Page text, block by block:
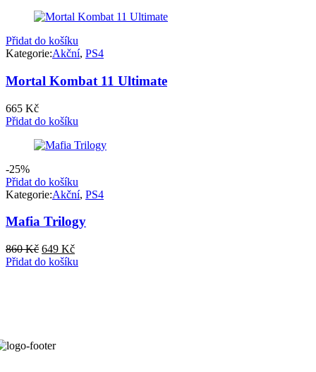
Přidat do košíku
Kategorie:Akční, PS4
Mortal Kombat 11 Ultimate
665 Kč
Přidat do košíku
-25%
Přidat do košíku
Kategorie:Akční, PS4
Mafia Trilogy
860Kč Původní
cena
649 KčAktuální
cena
Přidat do košíku